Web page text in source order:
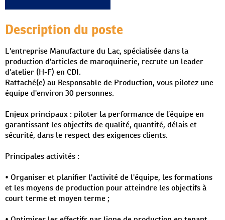
Description du poste
L'entreprise Manufacture du Lac, spécialisée dans la
production d'articles de maroquinerie, recrute un leader
d'atelier (H-F) en CDI.
Rattaché(e) au Responsable de Production, vous pilotez une
équipe d'environ 30 personnes.
Enjeux principaux : piloter la performance de l’équipe en
garantissant les objectifs de qualité, quantité, délais et
sécurité, dans le respect des exigences clients.
Principales activités :
• Organiser et planifier l'activité de l'équipe, les formations
et les moyens de production pour atteindre les objectifs à
court terme et moyen terme ;